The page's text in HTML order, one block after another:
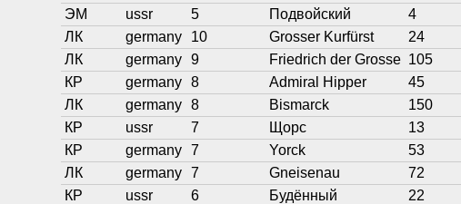
ЭМ
ussr 5 Подвойский 4
ЛК
germany 10 Grosser Kurfürst 24
ЛК
germany 9 Friedrich der Grosse 105
КР
germany 8 Admiral Hipper 45
ЛК
germany 8 Bismarck 150
КР
ussr 7 Щорс 13
КР
germany 7 Yorck 53
ЛК
germany 7 Gneisenau 72
КР
ussr 6 Будённый 22